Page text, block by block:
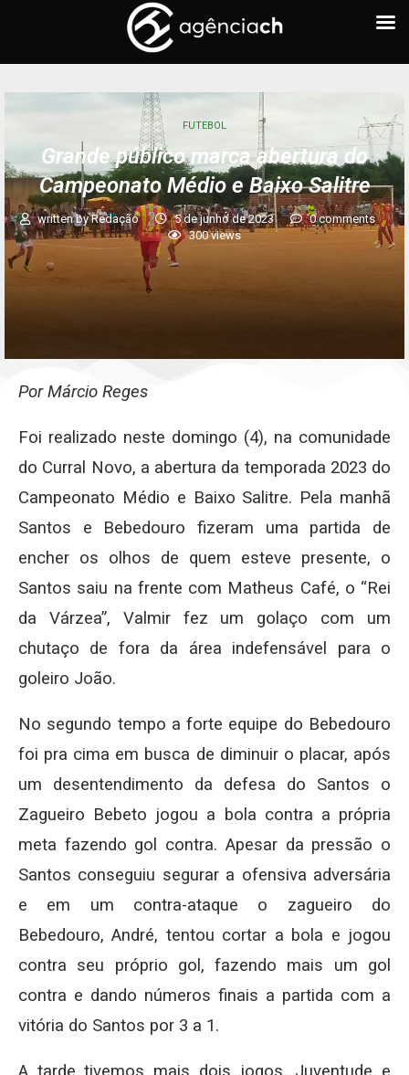
FUTEBOL
Grande público marca abertura do
Campeonato Médio e Baixo Salitre
written byRedação 5 de junho de 2023
0 comments
300views
Por Márcio Reges
Foi realizado neste domingo (4), na comunidade
do Curral Novo, a abertura da temporada 2023 do
Campeonato Médio e Baixo Salitre. Pela manhã
Santos e Bebedouro fizeram uma partida de
encher os olhos de quem esteve presente, o
Santos saiu na frente com Matheus Café, o “Rei
da Várzea”, Valmir fez um golaço com um
chutaço de fora da área indefensável para o
goleiro João.
No segundo tempo a forte equipe do Bebedouro
foi pra cima em busca de diminuir o placar, após
um desentendimento da defesa do Santos o
Zagueiro Bebeto jogou a bola contra a própria
meta fazendo gol contra. Apesar da pressão o
Santos conseguiu segurar a ofensiva adversária
e em um contra-ataque o zagueiro do
Bebedouro, André, tentou cortar a bola e jogou
contra seu próprio gol, fazendo mais um gol
contra e dando números finais a partida com a
vitória do Santos por 3 a 1.